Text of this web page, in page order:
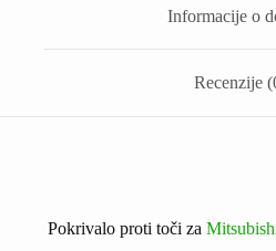
Informacije o
Recenzije
Pokrivalo proti toči za